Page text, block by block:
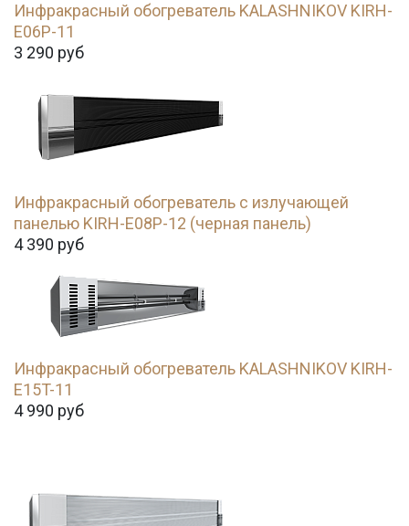
Инфракрасный обогреватель KALASHNIKOV KIRH-
E06P-11
3 290 руб
Инфракрасный обогреватель с излучающей
панелью KIRH-E08P-12 (черная панель)
4 390 руб
Инфракрасный обогреватель KALASHNIKOV KIRH-
E15T-11
4 990 руб